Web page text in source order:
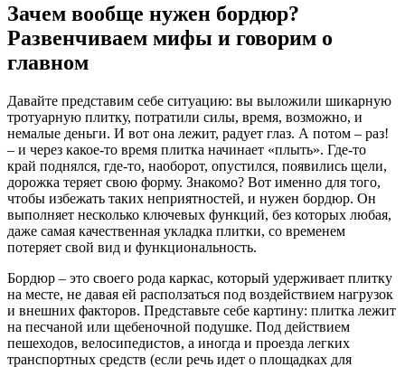
Зачем вообще нужен бордюр?
Развенчиваем мифы и говорим о
главном
Давайте представим себе ситуацию: вы выложили шикарную
тротуарную плитку, потратили силы, время, возможно, и
немалые деньги. И вот она лежит, радует глаз. А потом – раз!
– и через какое-то время плитка начинает «плыть». Где-то
край поднялся, где-то, наоборот, опустился, появились щели,
дорожка теряет свою форму. Знакомо? Вот именно для того,
чтобы избежать таких неприятностей, и нужен бордюр. Он
выполняет несколько ключевых функций, без которых любая,
даже самая качественная укладка плитки, со временем
потеряет свой вид и функциональность.
Бордюр – это своего рода каркас, который удерживает плитку
на месте, не давая ей расползаться под воздействием нагрузок
и внешних факторов. Представьте себе картину: плитка лежит
на песчаной или щебеночной подушке. Под действием
пешеходов, велосипедистов, а иногда и проезда легких
транспортных средств (если речь идет о площадках для